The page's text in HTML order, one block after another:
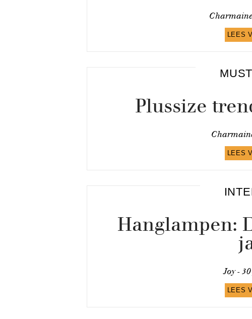
LEES
Plussize
LEES
Hanglampen:
Joy -
LEES